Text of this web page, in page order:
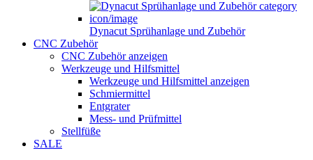
Dynacut Sprühanlage und Zubehör
CNC Zubehör
CNC Zubehör anzeigen
Werkzeuge und Hilfsmittel
Werkzeuge und Hilfsmittel anzeigen
Schmiermittel
Entgrater
Mess- und Prüfmittel
Stellfüße
SALE